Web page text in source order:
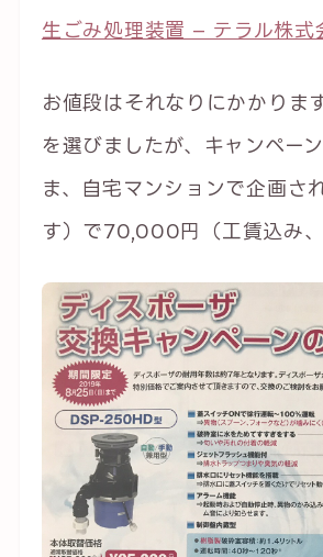
生ごみ処理装置 – テラル株式
お値段はそれなりにかかりま
を選びましたが、キャンペー
ま、自宅マンションで企画さ
す）で70,000円（工賃込み、